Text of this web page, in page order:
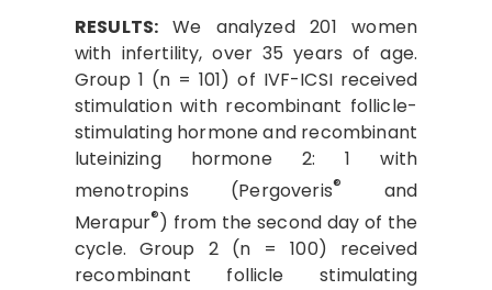
RESULTS: We analyzed 201 women
with infertility, over 35 years of age.
Group 1 (n = 101) of IVF-ICSI received
stimulation with recombinant follicle-
stimulating hormone and recombinant
luteinizing hormone 2: 1 with
menotropins (Pergoveris®
and
Merapur®) from the second day of the
cycle. Group 2 (n = 100) received
recombinant follicle stimulating